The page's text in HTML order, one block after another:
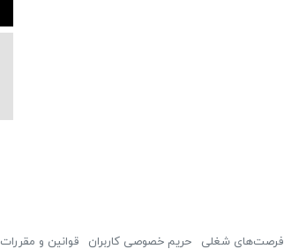
فرصت‌های شغلی حریم خصوصی کاربران قوانین و مقررات